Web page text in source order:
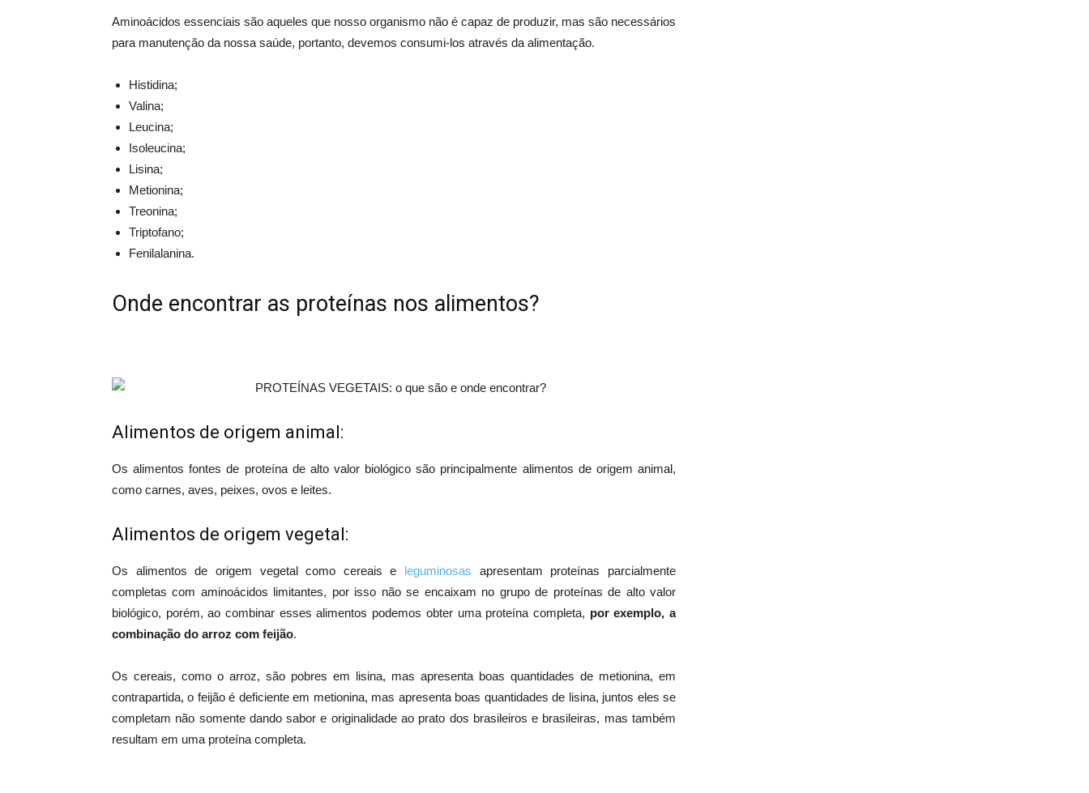
Aminoácidos essenciais são aqueles que nosso organismo não é capaz de produzir, mas são necessários
para manutenção da nossa saúde, portanto, devemos consumi-los através da alimentação.
Histidina;
Valina;
Leucina;
Isoleucina;
Lisina;
Metionina;
Treonina;
Triptofano;
Fenilalanina.
Onde encontrar as proteínas nos alimentos?
Alimentos de origem animal:
Os alimentos fontes de proteína de alto valor biológico são principalmente alimentos de origem animal,
como carnes, aves, peixes, ovos e leites.
Alimentos de origem vegetal:
Os alimentos de origem vegetal como cereais e leguminosas apresentam proteínas parcialmente
completas com aminoácidos limitantes, por isso não se encaixam no grupo de proteínas de alto valor
biológico, porém, ao combinar esses alimentos podemos obter uma proteína completa, por exemplo, a
combinação do arroz com feijão.
Os cereais, como o arroz, são pobres em lisina, mas apresenta boas quantidades de metionina, em
contrapartida, o feijão é deficiente em metionina, mas apresenta boas quantidades de lisina, juntos eles se
completam não somente dando sabor e originalidade ao prato dos brasileiros e brasileiras, mas também
resultam em uma proteína completa.